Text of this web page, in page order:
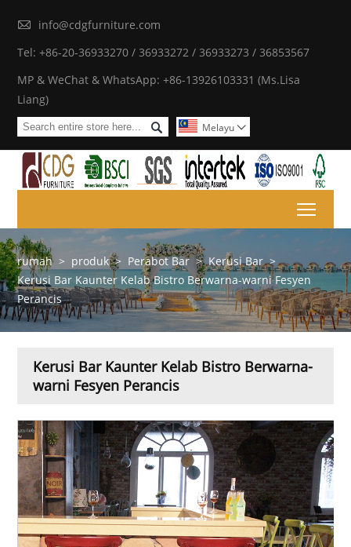

info@cdgfurniture.com
Tel: +86-20-36933270 / 36933272 / 36933273 / 36853567
MP & WeChat & WhatsApp: +86-13926103331 (Ms.Lisa
Liang)
 Melayu 
rumah > produk > Perabot Bar > Kerusi Bar >
Kerusi Bar Kaunter Kelab Bistro Berwarna-warni Fesyen
Perancis
Kerusi Bar Kaunter Kelab Bistro Berwarna-
warni Fesyen Perancis